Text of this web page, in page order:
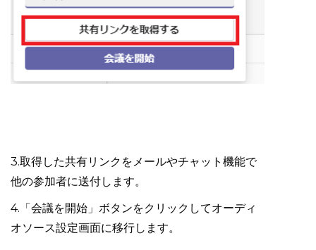
3.取得した共有リンクをメールやチャット機能で
他の参加者に送付します。
4.「会議を開始」ボタンをクリックしてオーディ
オソース設定画面に移行します。